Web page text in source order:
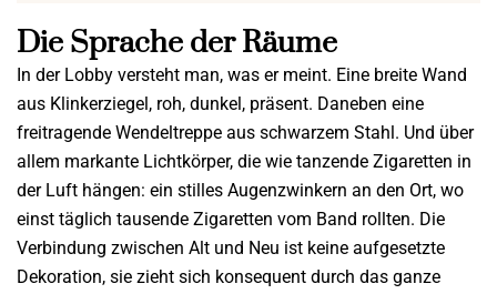
Die Sprache der Räume
In der Lobby versteht man, was er meint. Eine breite Wand
aus Klinkerziegel, roh, dunkel, präsent. Daneben eine
freitragende Wendeltreppe aus schwarzem Stahl. Und über
allem markante Lichtkörper, die wie tanzende Zigaretten in
der Luft hängen: ein stilles Augenzwinkern an den Ort, wo
einst täglich tausende Zigaretten vom Band rollten. Die
Verbindung zwischen Alt und Neu ist keine aufgesetzte
Dekoration, sie zieht sich konsequent durch das ganze